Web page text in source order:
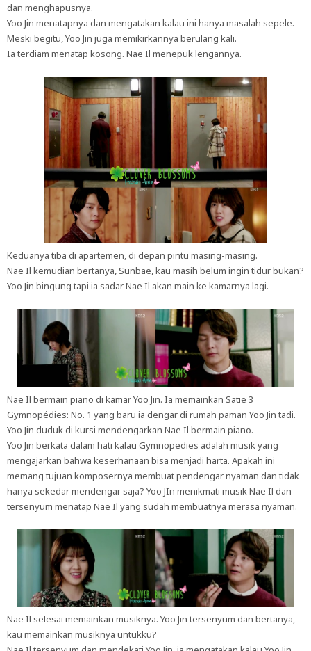
dan menghapusnya.
Yoo Jin menatapnya dan mengatakan kalau ini hanya masalah sepele.
Meski begitu, Yoo Jin juga memikirkannya berulang kali.
Ia terdiam menatap kosong. Nae Il menepuk lengannya.
Keduanya tiba di apartemen, di depan pintu masing-masing.
Nae Il kemudian bertanya, Sunbae, kau masih belum ingin tidur bukan?
Yoo Jin bingung tapi ia sadar Nae Il akan main ke kamarnya lagi.
Nae Il bermain piano di kamar Yoo Jin. Ia memainkan Satie 3
Gymnopédies: No. 1 yang baru ia dengar di rumah paman Yoo Jin tadi.
Yoo Jin duduk di kursi mendengarkan Nae Il bermain piano.
Yoo Jin berkata dalam hati kalau Gymnopedies adalah musik yang
mengajarkan bahwa keserhanaan bisa menjadi harta. Apakah ini
memang tujuan komposernya membuat pendengar nyaman dan tidak
hanya sekedar mendengar saja? Yoo JIn menikmati musik Nae Il dan
tersenyum menatap Nae Il yang sudah membuatnya merasa nyaman.
Nae Il selesai memainkan musiknya. Yoo Jin tersenyum dan bertanya,
kau memainkan musiknya untukku?